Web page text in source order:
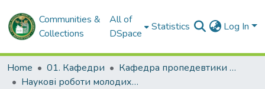
Communities &
Collections
All of
DSpace
Statistics Log In
Home 01. Кафедри
Кафедра пропедевтики внутрішньої медицини № 1, основ біоетики та біобезпеки
Наукові роботи молодих дослідників. Кафедра пропедевтики внутрішньої медицини № 1, основ біоетики та біобезпеки